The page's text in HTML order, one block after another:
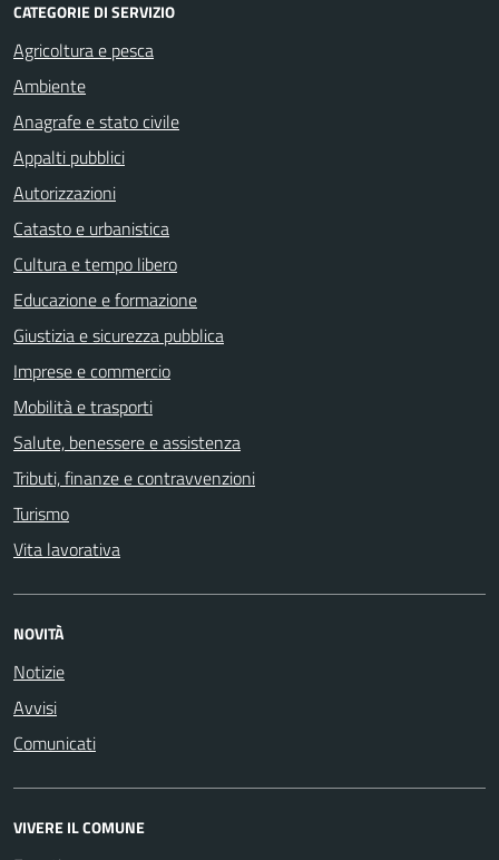
CATEGORIE DI SERVIZIO
Agricoltura e pesca
Ambiente
Anagrafe e stato civile
Appalti pubblici
Autorizzazioni
Catasto e urbanistica
Cultura e tempo libero
Educazione e formazione
Giustizia e sicurezza pubblica
Imprese e commercio
Mobilità e trasporti
Salute, benessere e assistenza
Tributi, finanze e contravvenzioni
Turismo
Vita lavorativa
NOVITÀ
Notizie
Avvisi
Comunicati
VIVERE IL COMUNE